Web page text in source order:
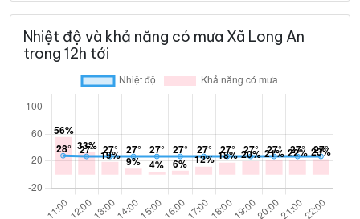
Nhiệt độ và khả năng có mưa Xã Long An
trong 12h tới